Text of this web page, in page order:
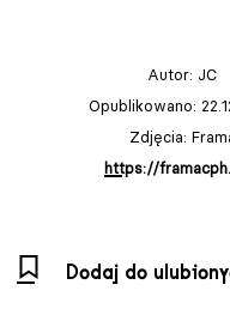
Autor: JC
Opublikowano:
Zdjęcia:
https://
Dodaj do